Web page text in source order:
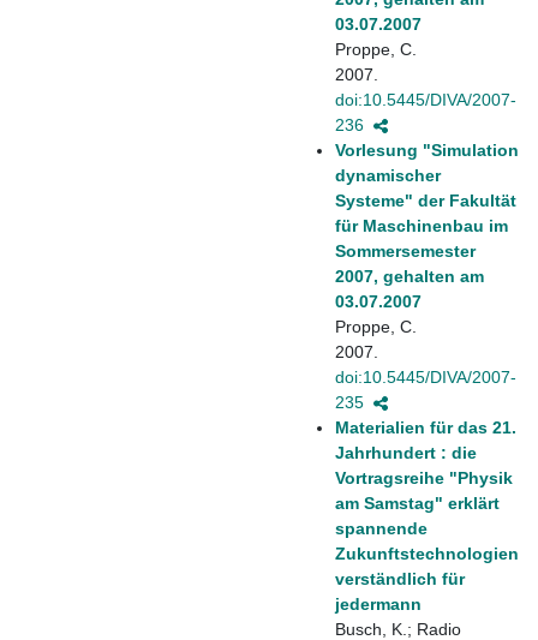
03.07.2007
Proppe, C.
2007.
doi:10.5445/DIVA/2007-
236
Vorlesung "Simulation
dynamischer
Systeme" der Fakultät
für Maschinenbau im
Sommersemester
2007, gehalten am
03.07.2007
Proppe, C.
2007.
doi:10.5445/DIVA/2007-
235
Materialien für das 21.
Jahrhundert : die
Vortragsreihe "Physik
am Samstag" erklärt
spannende
Zukunftstechnologien
verständlich für
jedermann
Busch, K.; Radio